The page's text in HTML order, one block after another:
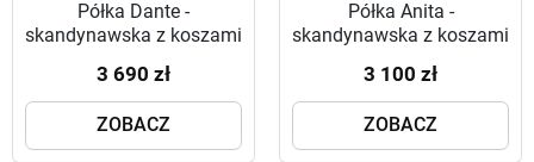
Półka Dante -
skandynawska z koszami
3 690 zł
ZOBACZ
Półka Anita -
skandynawska z koszami
3 100 zł
ZOBACZ